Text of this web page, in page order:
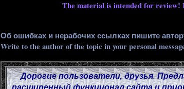
The material is intended for review!
Об ошибках и нерабочих ссылках пишите
Write to the author of the topic in your personal
Дорогие пользователи, друзья.